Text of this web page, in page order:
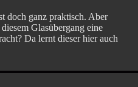
doch ganz praktisch. Aber
Glasübergang eine
Da lernt dieser hier auch